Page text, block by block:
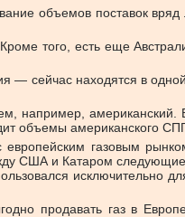
объемов поставок
того, есть еще
сейчас находятся в
например,
объемы американского
газовым
США и Катаром
исключительно
продавать газ в